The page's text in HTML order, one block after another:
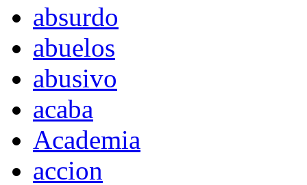
absurdo
abuelos
abusivo
acaba
Academia
accion